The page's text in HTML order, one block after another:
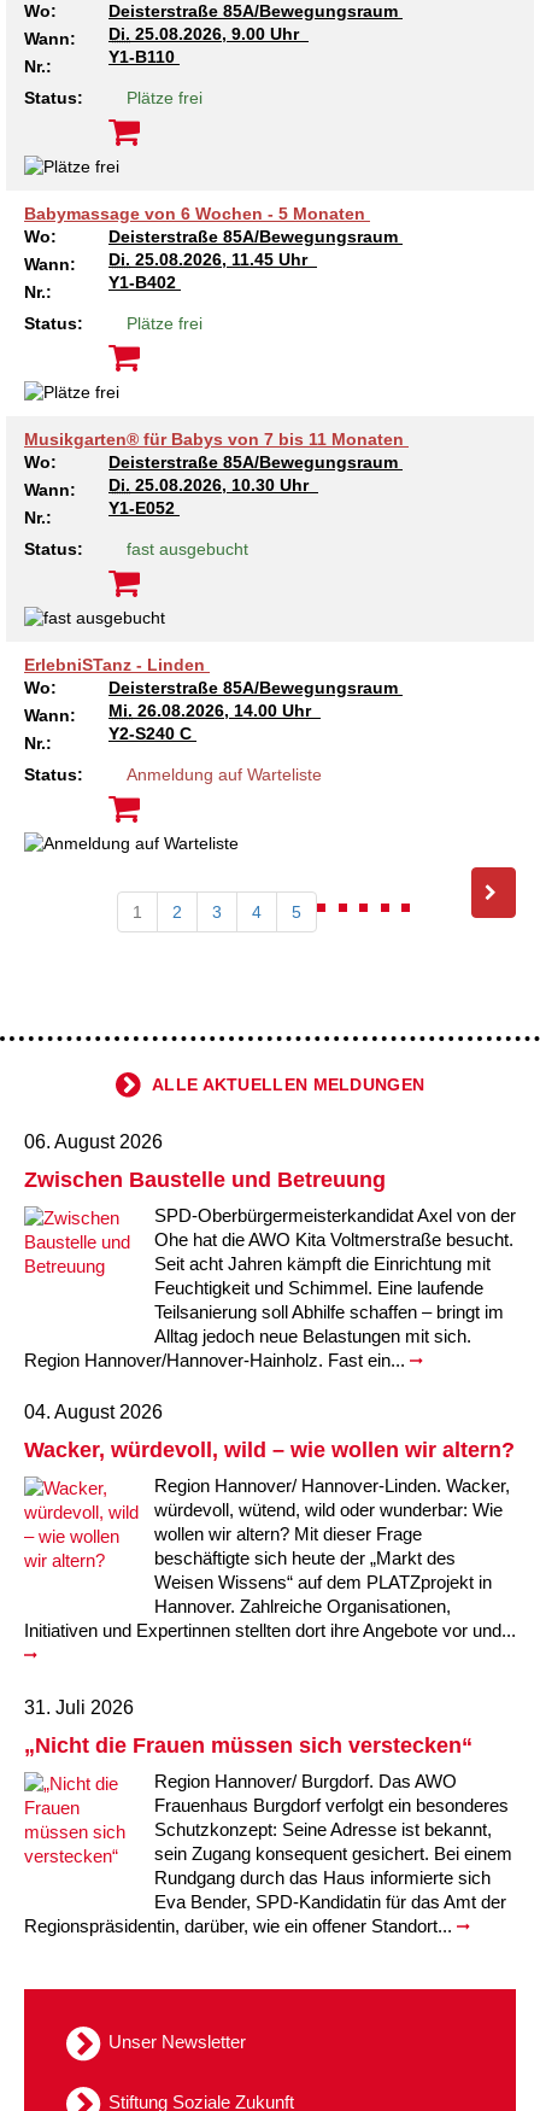
Wo:
Deisterstraße 85A/Bewegungsraum
Wann:
Di. 25.08.2026, 9.00 Uhr
Nr.:
Y1-B110
Status: Plätze frei
Babymassage von 6 Wochen - 5 Monaten
Wo:
Deisterstraße 85A/Bewegungsraum
Wann:
Di. 25.08.2026, 11.45 Uhr
Nr.:
Y1-B402
Status: Plätze frei
Musikgarten® für Babys von 7 bis 11 Monaten
Wo:
Deisterstraße 85A/Bewegungsraum
Wann:
Di. 25.08.2026, 10.30 Uhr
Nr.:
Y1-E052
Status: fast ausgebucht
ErlebniSTanz - Linden
Wo:
Deisterstraße 85A/Bewegungsraum
Wann:
Mi. 26.08.2026, 14.00 Uhr
Nr.:
Y2-S240 C
Status: Anmeldung auf Warteliste
1 2 3 4 5
ALLE AKTUELLEN MELDUNGEN
06. August 2026
Zwischen Baustelle und Betreuung
SPD-Oberbürgermeisterkandidat Axel von der
Ohe hat die AWO Kita Voltmerstraße besucht.
Seit acht Jahren kämpft die Einrichtung mit
Feuchtigkeit und Schimmel. Eine laufende
Teilsanierung soll Abhilfe schaffen – bringt im
Alltag jedoch neue Belastungen mit sich.
Region Hannover/Hannover-Hainholz. Fast ein...
04. August 2026
Wacker, würdevoll, wild – wie wollen wir altern?
Region Hannover/ Hannover-Linden. Wacker,
würdevoll, wütend, wild oder wunderbar: Wie
wollen wir altern? Mit dieser Frage
beschäftigte sich heute der „Markt des
Weisen Wissens“ auf dem PLATZprojekt in
Hannover. Zahlreiche Organisationen,
Initiativen und Expertinnen stellten dort ihre Angebote vor und...
31. Juli 2026
„Nicht die Frauen müssen sich verstecken“
Region Hannover/ Burgdorf. Das AWO
Frauenhaus Burgdorf verfolgt ein besonderes
Schutzkonzept: Seine Adresse ist bekannt,
sein Zugang konsequent gesichert. Bei einem
Rundgang durch das Haus informierte sich
Eva Bender, SPD-Kandidatin für das Amt der
Regionspräsidentin, darüber, wie ein offener Standort...
Unser Newsletter
Stiftung Soziale Zukunft